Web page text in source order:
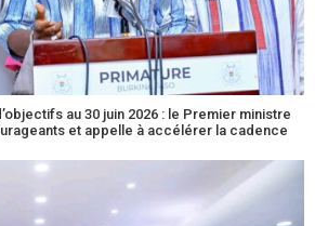
au 30 juin 2026 : le Premier ministre
et appelle à accélérer la cadence